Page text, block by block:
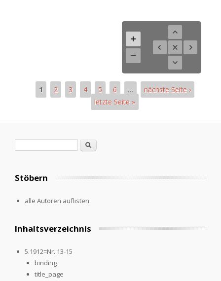
1 2 3 4 5 6 …
nächste Seite ›
letzte Seite »
Suche
Stöbern
alle Autoren auflisten
Inhaltsverzeichnis
5.1912=Nr. 13-15
binding
title_page